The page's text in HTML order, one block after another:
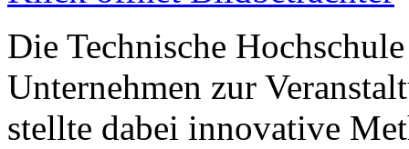
Die Technische
Unternehmen zur
stellte dabei innovative